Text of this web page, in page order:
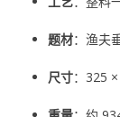
题材：渔夫
尺寸：325